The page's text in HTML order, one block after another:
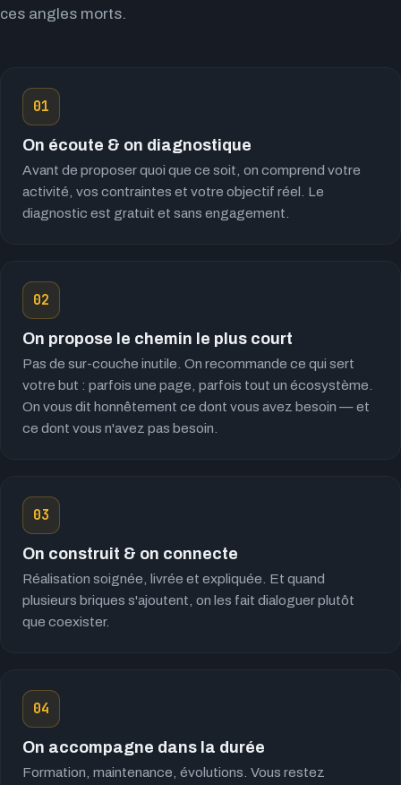
ces angles morts.
01
On écoute & on diagnostique
Avant de proposer quoi que ce soit, on comprend votre
activité, vos contraintes et votre objectif réel. Le
diagnostic est gratuit et sans engagement.
02
On propose le chemin le plus court
Pas de sur-couche inutile. On recommande ce qui sert
votre but : parfois une page, parfois tout un écosystème.
On vous dit honnêtement ce dont vous avez besoin — et
ce dont vous n'avez pas besoin.
03
On construit & on connecte
Réalisation soignée, livrée et expliquée. Et quand
plusieurs briques s'ajoutent, on les fait dialoguer plutôt
que coexister.
04
On accompagne dans la durée
Formation, maintenance, évolutions. Vous restez